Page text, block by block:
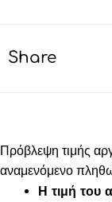
Share
Πρόβλεψη τιμής
αναμενόμενο
Η τιμή του